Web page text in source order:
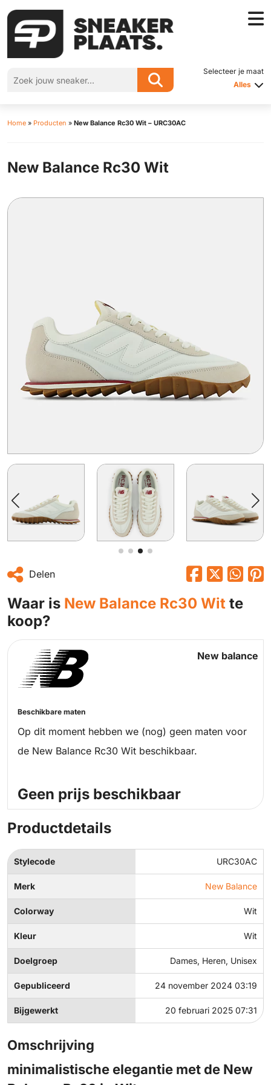
Selecteer je maat
Alles
Home » Producten » New Balance Rc30 Wit – URC30AC
New Balance Rc30 Wit
Delen
Waar is New Balance Rc30 Wit te
koop?
New balance
Beschikbare maten
Op dit moment hebben we (nog) geen maten voor
de New Balance Rc30 Wit beschikbaar.
Geen prijs beschikbaar
Productdetails
Stylecode URC30AC
Merk New Balance
Colorway Wit
Kleur Wit
Doelgroep Dames, Heren, Unisex
Gepubliceerd 24 november 2024 03:19
Bijgewerkt 20 februari 2025 07:31
Omschrijving
minimalistische elegantie met de New